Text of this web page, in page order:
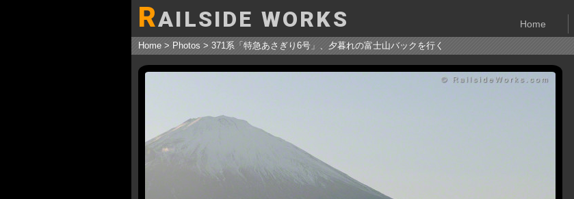
RAILSIDE WORKS Home
Home > Photos > 371系「特急あさぎり6号」、夕暮れの富士山バックを行く